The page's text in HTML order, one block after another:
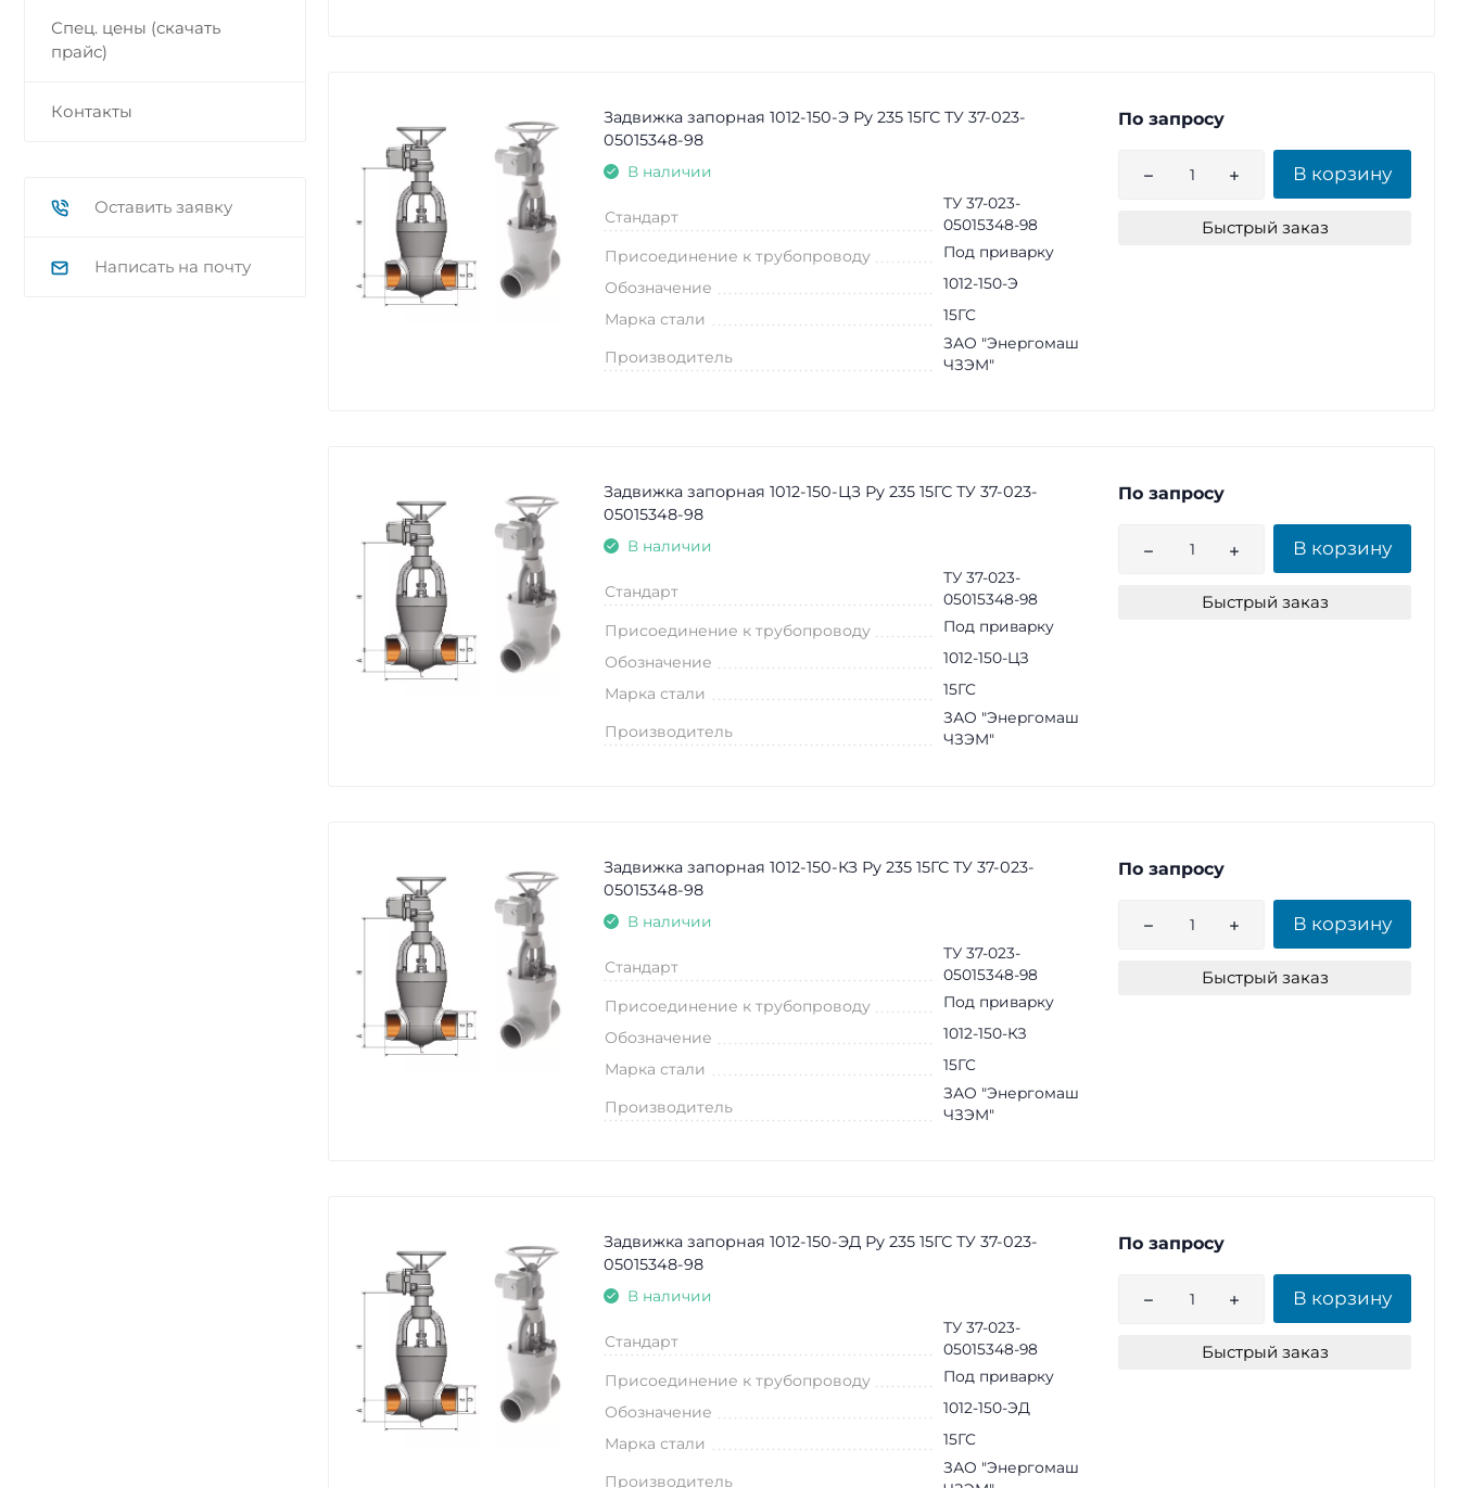
Спец. цены (скачать
прайс)
Контакты
Оставить заявку
Написать на почту
Задвижка запорная 1012-150-Э Ру 235 15ГС ТУ 37-023-
05015348-98
В наличии
Стандарт
ТУ 37-023-
05015348-98
Присоединение к трубопроводу Под приварку
Обозначение 1012-150-Э
Марка стали 15ГС
Производитель
ЗАО "Энергомаш
ЧЗЭМ"
По запросу
В корзину
Быстрый заказ
Задвижка запорная 1012-150-ЦЗ Ру 235 15ГС ТУ 37-023-
05015348-98
В наличии
Стандарт
ТУ 37-023-
05015348-98
Присоединение к трубопроводу Под приварку
Обозначение 1012-150-ЦЗ
Марка стали 15ГС
Производитель
ЗАО "Энергомаш
ЧЗЭМ"
По запросу
В корзину
Быстрый заказ
Задвижка запорная 1012-150-КЗ Ру 235 15ГС ТУ 37-023-
05015348-98
В наличии
Стандарт
ТУ 37-023-
05015348-98
Присоединение к трубопроводу Под приварку
Обозначение 1012-150-КЗ
Марка стали 15ГС
Производитель
ЗАО "Энергомаш
ЧЗЭМ"
По запросу
В корзину
Быстрый заказ
Задвижка запорная 1012-150-ЭД Ру 235 15ГС ТУ 37-023-
05015348-98
В наличии
Стандарт
ТУ 37-023-
05015348-98
Присоединение к трубопроводу Под приварку
Обозначение 1012-150-ЭД
Марка стали 15ГС
Производитель
ЗАО "Энергомаш
По запросу
В корзину
Быстрый заказ